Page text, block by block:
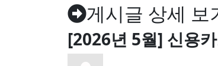
게시글 상세 보
[2026년 5월] 신용